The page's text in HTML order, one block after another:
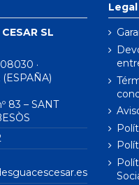
SL
·
83 – SANT
Legal